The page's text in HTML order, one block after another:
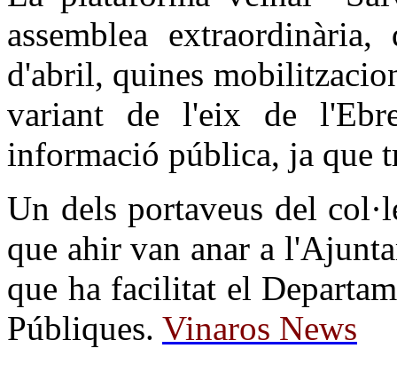
assemblea
d'abril, quines
variant de l'eix de
informació pública, ja que
Un dels portaveus del
que ahir van anar a
que ha facilitat el
Públiques. Vinaros News